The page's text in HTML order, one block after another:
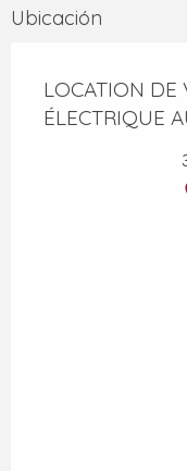
Ubicación
LOCATION DE
ÉLECTRIQUE